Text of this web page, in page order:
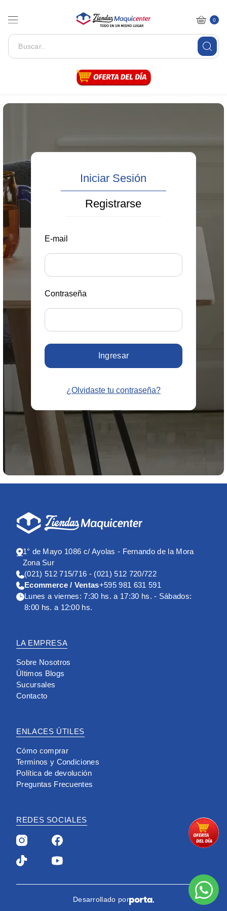
0
Iniciar Sesión
Registrarse
E-mail
Contraseña
Ingresar
¿Olvidaste tu contraseña?
1° de Mayo 1086 c/ Ayolas - Fernando de la Mora
Zona Sur
(021) 512 715/716 - (021) 512 720/722
Ecommerce / Ventas+595 981 631 591
Lunes a viernes: 7:30 hs. a 17:30 hs. - Sábados:
8:00 hs. a 12:00 hs.
LA EMPRESA
Sobre Nosotros
Últimos Blogs
Sucursales
Contacto
ENLACES ÚTILES
Cómo comprar
Terminos y Condiciones
Política de devolución
Preguntas Frecuentes
REDES SOCIALES
Desarrollado por